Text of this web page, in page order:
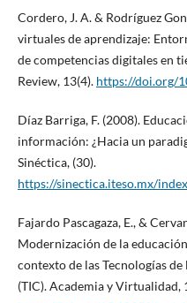
Cordero, J. A. & Rodríguez
virtuales de aprendizaje:
de competencias digitales en
Review, 13(4). https://doi.org/
Díaz Barriga, F. (2008).
información: ¿Hacia un
Sinéctica, (30).
https://sinectica.iteso.mx/
Fajardo Pascagaza, E., &
Modernización de la
contexto de las Tecnologías
(TIC). Academia y Virtualidad,